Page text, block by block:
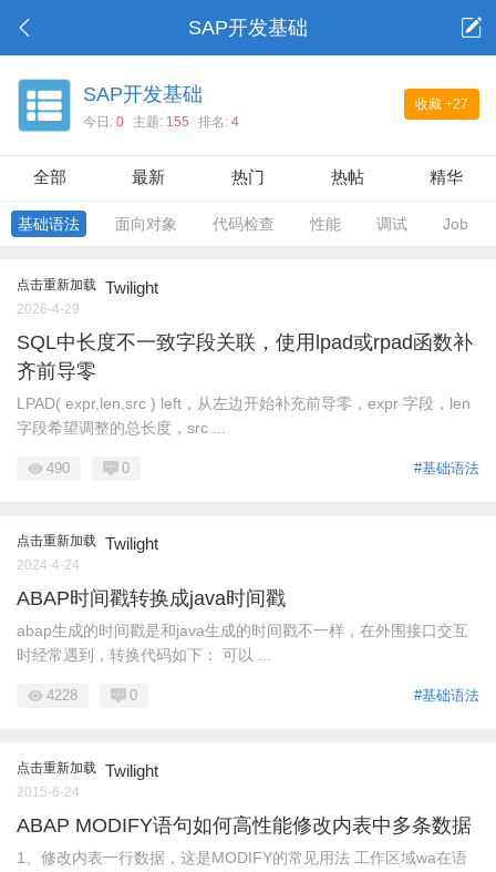
SAP开发基础
收藏 +27
SAP开发基础
今日: 0 主题: 155 排名: 4
全部 最新 热门 热帖 精华
基础语法 面向对象 代码检查 性能 调试 Job
点击重新加载 Twilight
2026-4-29
SQL中长度不一致字段关联，使用lpad或rpad函数补
齐前导零
LPAD( expr,len,src ) left，从左边开始补充前导零，expr 字段，len
字段希望调整的总长度，src ...
#基础语法
490 0
点击重新加载 Twilight
2024-4-24
ABAP时间戳转换成java时间戳
abap生成的时间戳是和java生成的时间戳不一样，在外围接口交互
时经常遇到，转换代码如下： 可以 ...
#基础语法
4228 0
点击重新加载 Twilight
2015-6-24
ABAP MODIFY语句如何高性能修改内表中多条数据
1、修改内表一行数据，这是MODIFY的常见用法 工作区域wa在语